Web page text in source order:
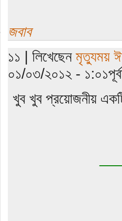
জবাব
১১ | লিখেছেন মৃত্যুময়
০১/০৩/২০১২ -
খুব খুব প্রয়োজনীয়